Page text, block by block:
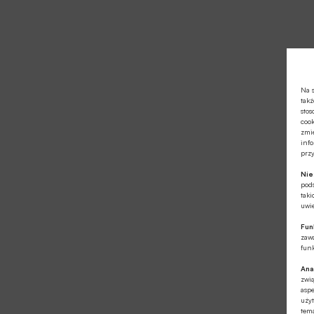
Na